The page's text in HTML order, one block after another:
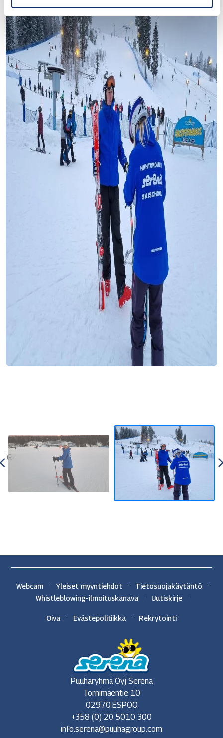
Webcam Yleiset myyntiehdot
Tietosuojakäytäntö
Whistleblowing-ilmoituskanava
Uutiskirje
Oiva Evästepolitiikka Rekrytointi
Puuharyhmä Oyj Serena
Tornimäentie 10
02970 ESPOO
+358 (0) 20 5010 300
info.serena@puuhagroup.com